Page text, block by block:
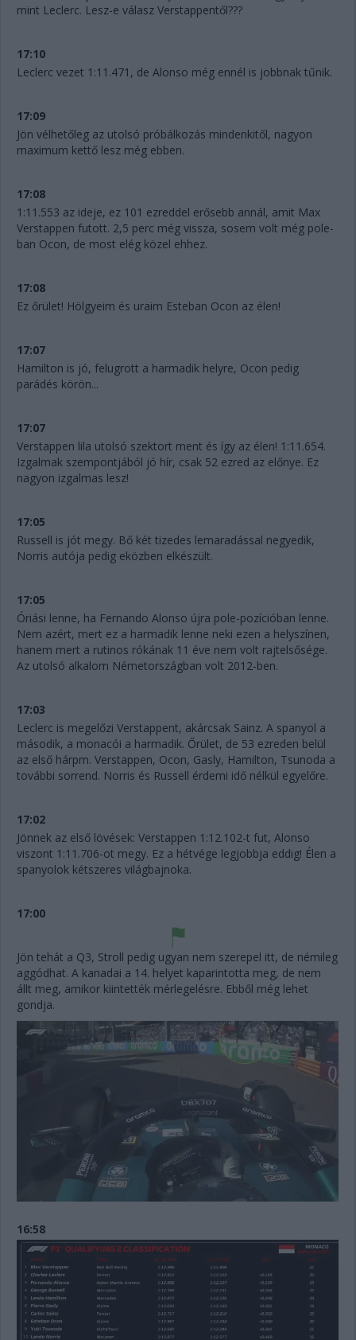
mint Leclerc. Lesz-e válasz Verstappentől???
17:10
Leclerc vezet 1:11.471, de Alonso még ennél is jobbnak tűnik.
17:09
Jön vélhetőleg az utolsó próbálkozás mindenkitől, nagyon
maximum kettő lesz még ebben.
17:08
1:11.553 az ideje, ez 101 ezreddel erősebb annál, amit Max
Verstappen futott. 2,5 perc még vissza, sosem volt még pole-
ban Ocon, de most elég közel ehhez.
17:08
Ez őrület! Hölgyeim és uraim Esteban Ocon az élen!
17:07
Hamilton is jó, felugrott a harmadik helyre, Ocon pedig
parádés körön...
17:07
Verstappen lila utolsó szektort ment és így az élen! 1:11.654.
Izgalmak szempontjából jó hír, csak 52 ezred az előnye. Ez
nagyon izgalmas lesz!
17:05
Russell is jót megy. Bő két tizedes lemaradással negyedik,
Norris autója pedig eközben elkészült.
17:05
Óriási lenne, ha Fernando Alonso újra pole-pozícióban lenne.
Nem azért, mert ez a harmadik lenne neki ezen a helyszínen,
hanem mert a rutinos rókának 11 éve nem volt rajtelsősége.
Az utolsó alkalom Németországban volt 2012-ben.
17:03
Leclerc is megelőzi Verstappent, akárcsak Sainz. A spanyol a
második, a monacói a harmadik. Őrület, de 53 ezreden belül
az első hárpm. Verstappen, Ocon, Gasly, Hamilton, Tsunoda a
további sorrend. Norris és Russell érdemi idő nélkül egyelőre.
17:02
Jönnek az első lövések: Verstappen 1:12.102-t fut, Alonso
viszont 1:11.706-ot megy. Ez a hétvége legjobbja eddig! Élen a
spanyolok kétszeres világbajnoka.
17:00
Jön tehát a Q3, Stroll pedig ugyan nem szerepel itt, de némileg
aggódhat. A kanadai a 14. helyet kaparintotta meg, de nem
állt meg, amikor kiintették mérlegelésre. Ebből még lehet
gondja.
16:58